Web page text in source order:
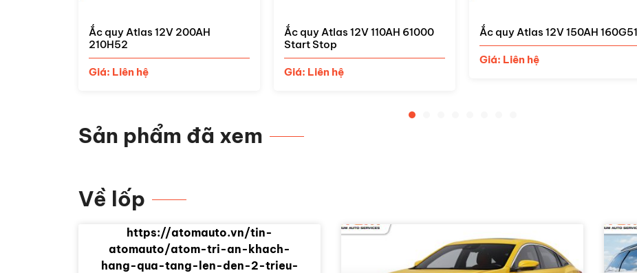
Ắc quy Atlas 12V 110AH 61000
Start Stop
Giá: Liên hệ
Ắc quy Atlas 12V 150AH 160G51
Giá: Liên hệ
Ắc quy Atlas 12V 120AH 135F51
Giá: Liên hệ
Sản phẩm đã xem
Về lốp
https://atomauto.vn/tin-
atomauto/atom-tri-an-khach-
hang-qua-tang-len-den-2-trieu-